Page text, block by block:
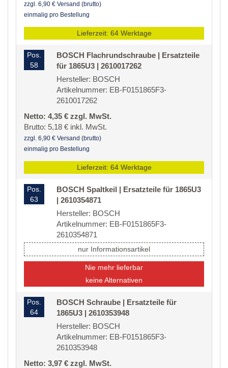
zzgl. 6,90 € Versand (brutto)
einmalig pro Bestellung
Lieferzeit: 64 Werktage
Pos.
58
BOSCH Flachrundschraube | Ersatzteile
für 1865U3 | 2610017262
Hersteller: BOSCH
Artikelnummer: EB-F0151865F3-
2610017262
Netto: 4,35 € zzgl. MwSt.
Brutto: 5,18 € inkl. MwSt.
zzgl. 6,90 € Versand (brutto)
einmalig pro Bestellung
Lieferzeit: 64 Werktage
Pos.
63
BOSCH Spaltkeil | Ersatzteile für 1865U3
| 2610354871
Hersteller: BOSCH
Artikelnummer: EB-F0151865F3-
2610354871
nur Informationsartikel
Nie mehr lieferbar
keine Alternativen
Pos.
64
BOSCH Schraube | Ersatzteile für
1865U3 | 2610353948
Hersteller: BOSCH
Artikelnummer: EB-F0151865F3-
2610353948
Netto: 3,97 € zzgl. MwSt.